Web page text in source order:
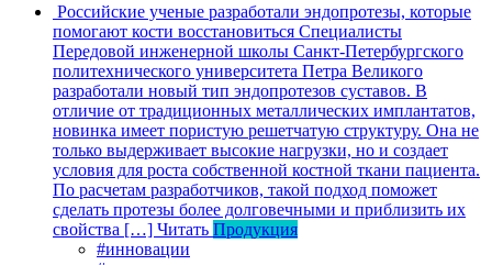
Российские ученые разработали эндопротезы, которые
помогают кости восстановиться Специалисты
Передовой инженерной школы Санкт-Петербургского
политехнического университета Петра Великого
разработали новый тип эндопротезов суставов. В
отличие от традиционных металлических имплантатов,
новинка имеет пористую решетчатую структуру. Она не
только выдерживает высокие нагрузки, но и создает
условия для роста собственной костной ткани пациента.
По расчетам разработчиков, такой подход поможет
сделать протезы более долговечными и приблизить их
свойства […] Читать Продукция
#инновации